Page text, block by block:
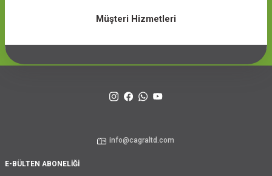
Müşteri Hizmetleri
info@cagraltd.com
E-BÜLTEN ABONELİĞİ